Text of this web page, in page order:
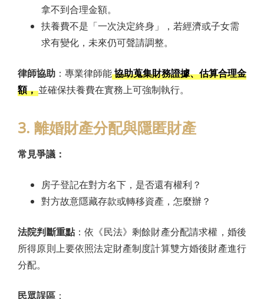
拿不到合理金額。
扶養費不是「一次決定終身」，若經濟或子女需
求有變化，未來仍可聲請調整。
律師協助 ：專業律師能協助蒐集財務證據、估算合理金
額，並確保扶養費在實務上可強制執行。
3. 離婚財產分配與隱匿財產
常見爭議：
房子登記在對方名下，是否還有權利？
對方故意隱藏存款或轉移資產，怎麼辦？
法院判斷重點 ：依《民法》剩餘財產分配請求權，婚後
所得原則上要依照法定財產制度計算雙方婚後財產進行
分配。
民眾誤區 ：